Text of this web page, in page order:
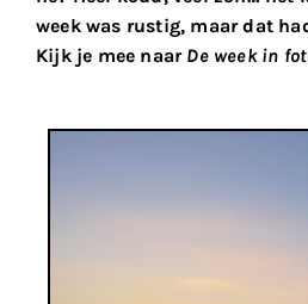
week was rustig, maar dat
Kijk je mee naar De week in